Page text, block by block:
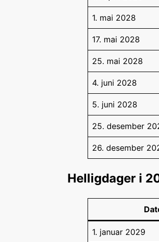
1. mai 2028
17. mai 2028
25. mai 2028
4. juni 2028
5. juni 2028
25. desember
26. desember
Helligdager i
1. januar 2029